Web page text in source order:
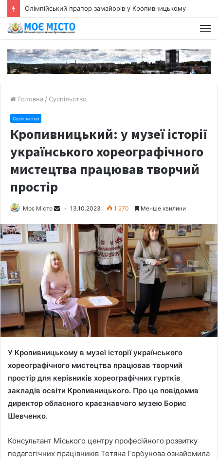
Олімпійський прапор замайорів у Кропивницькому
Головна / Суспільство
Суспільство
Кропивницький: у музеї історії
українського хореографічного
мистецтва працював творчий
простір
Моє Місто 13.10.2023 1 270 Менше хвилини
У Кропивницькому в музеї історії українського
хореографічного мистецтва працював творчий
простір для керівників хореографічних гуртків
закладів освіти Кропивницького. Про це повідомив
директор обласного краєзнавчого музею Борис
Шевченко.
Консультант Міського центру професійного розвитку
педагогічних працівників Тетяна Горбунова ознайомила